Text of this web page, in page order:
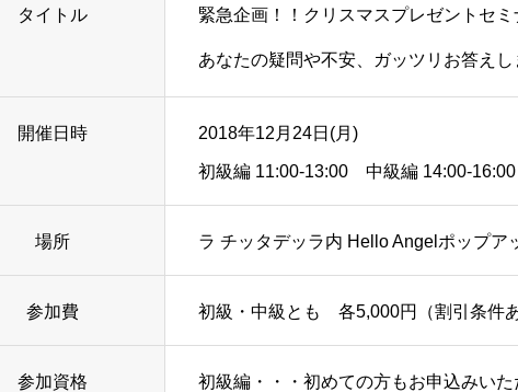
タイトル 緊急企画！！クリスマスプレゼントセミ
あなたの疑問や不安、ガッツリお答えし
開催日時 2018年12月24日(月)
初級編 11:00-13:00 中級編 14:00-16:00
場所 ラ チッタデッラ内 Hello Angelポップア
参加費 初級・中級とも 各5,000円（割引条件あ
参加資格 初級編・・・初めての方もお申込みいた